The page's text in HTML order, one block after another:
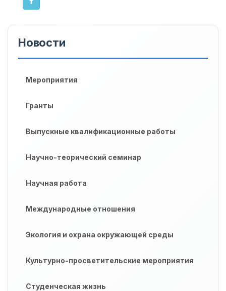
Новости
Мероприятия
Гранты
Выпускные квалификационные работы
Научно-теорический семинар
Научная работа
Международные отношения
Экология и охрана окружающей среды
Культурно-просветительские мероприятия
Студенческая жизнь